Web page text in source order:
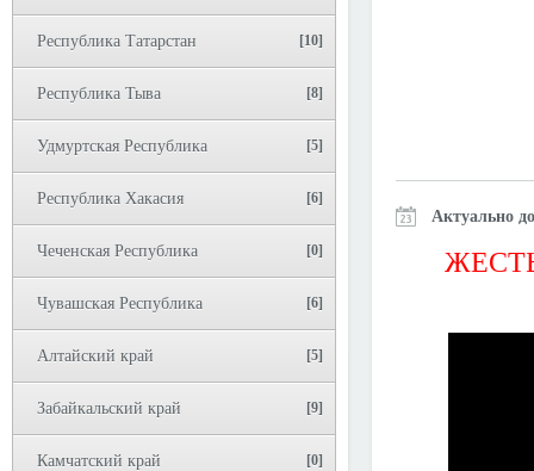
Республика Татарстан [10]
Республика Тыва [8]
Удмуртская Республика [5]
Республика Хакасия [6]
Чеченская Республика [0]
Чувашская Республика [6]
Алтайский край [5]
Забайкальский край [9]
Камчатский край [0]
Актуально